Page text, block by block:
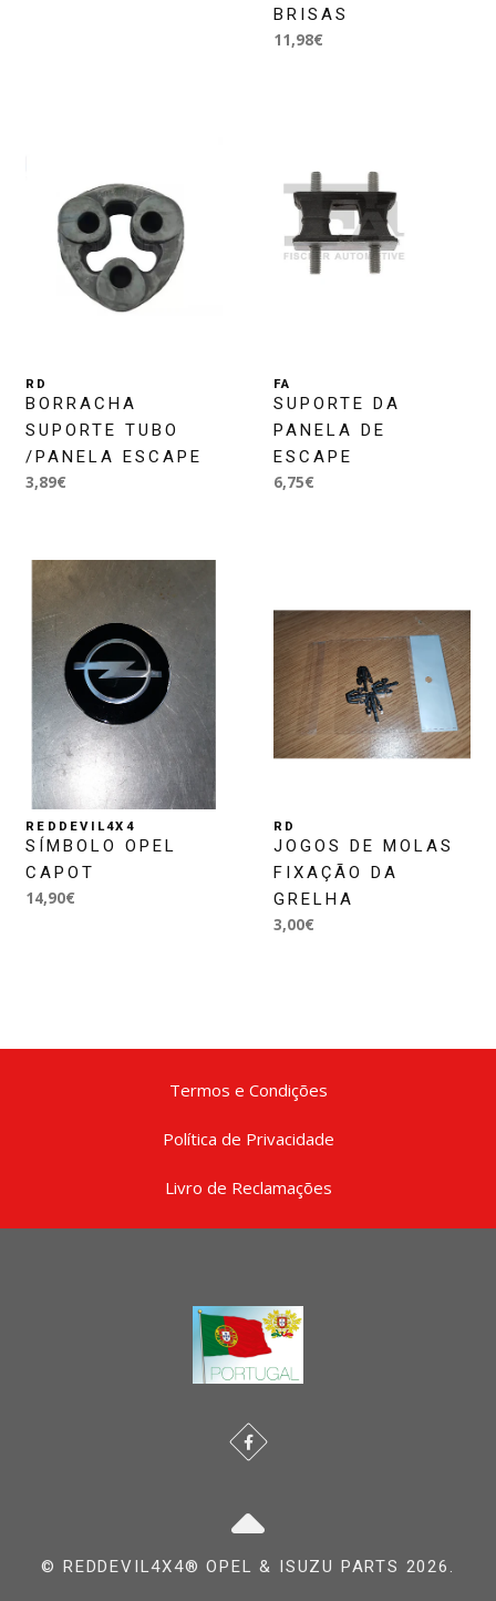
BRISAS
11,98€
RD
BORRACHA
SUPORTE TUBO
/PANELA ESCAPE
3,89€
FA
SUPORTE DA
PANELA DE
ESCAPE
6,75€
REDDEVIL4X4
SÍMBOLO OPEL
CAPOT
14,90€
RD
JOGOS DE MOLAS
FIXAÇÃO DA
GRELHA
3,00€
Termos e Condições
Política de Privacidade
Livro de Reclamações
© REDDEVIL4X4® OPEL & ISUZU PARTS 2026.